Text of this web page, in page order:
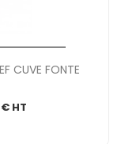
CUVE FONTE
HT